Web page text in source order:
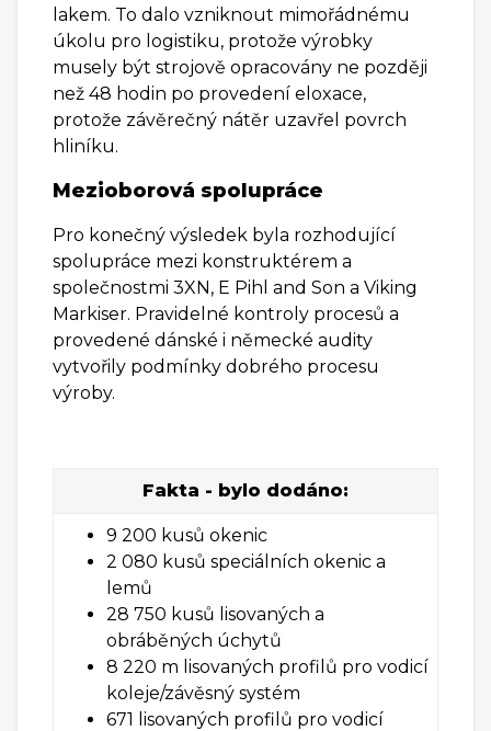
lakem. To dalo vzniknout mimořádnému
úkolu pro logistiku, protože výrobky
musely být strojově opracovány ne později
než 48 hodin po provedení eloxace,
protože závěrečný nátěr uzavřel povrch
hliníku.
Mezioborová spolupráce
Pro konečný výsledek byla rozhodující
spolupráce mezi konstruktérem a
společnostmi 3XN, E Pihl and Son a Viking
Markiser. Pravidelné kontroly procesů a
provedené dánské i německé audity
vytvořily podmínky dobrého procesu
výroby.
Fakta - bylo dodáno:
9 200 kusů okenic
2 080 kusů speciálních okenic a
lemů
28 750 kusů lisovaných a
obráběných úchytů
8 220 m lisovaných profilů pro vodicí
koleje/závěsný systém
671 lisovaných profilů pro vodicí